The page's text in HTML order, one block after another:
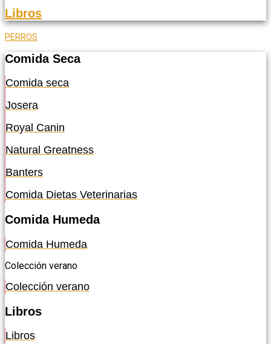
Libros
PERROS
Comida Seca
Comida seca
Josera
Royal Canin
Natural Greatness
Banters
Comida Dietas Veterinarias
Comida Humeda
Comida Humeda
Colección verano
Colección verano
Libros
Libros